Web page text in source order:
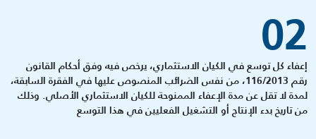
02
إعفاء كل توسع في الكيان الاستثماري، يرخص فيه وفق أحكام القانون
رقم 116/2013، من نفس الضرائب المنصوص عليها في الفقرة السابقة،
لمدة لا تقل عن مدة الإعفاء الممنوحة للكيان الاستثماري الأصلي. وذلك
من تاريخ بدء الإنتاج أو التشغيل الفعليين في هذا التوسع